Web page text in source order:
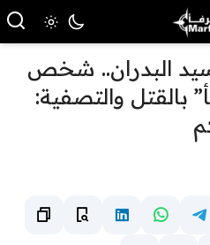
البدران.. شخص
بالقتل والتصفية: